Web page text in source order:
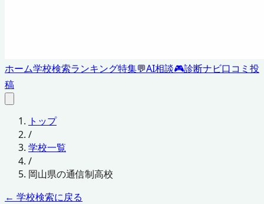
ホーム学校検索ランキング特集💬AI相談🎮診断ナビ口コミ投
稿
トップ
/
学校一覧
/
岡山県の通信制高校
← 学校検索に戻る